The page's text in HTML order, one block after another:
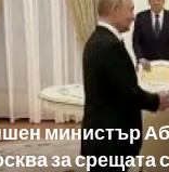
министър
за срещата